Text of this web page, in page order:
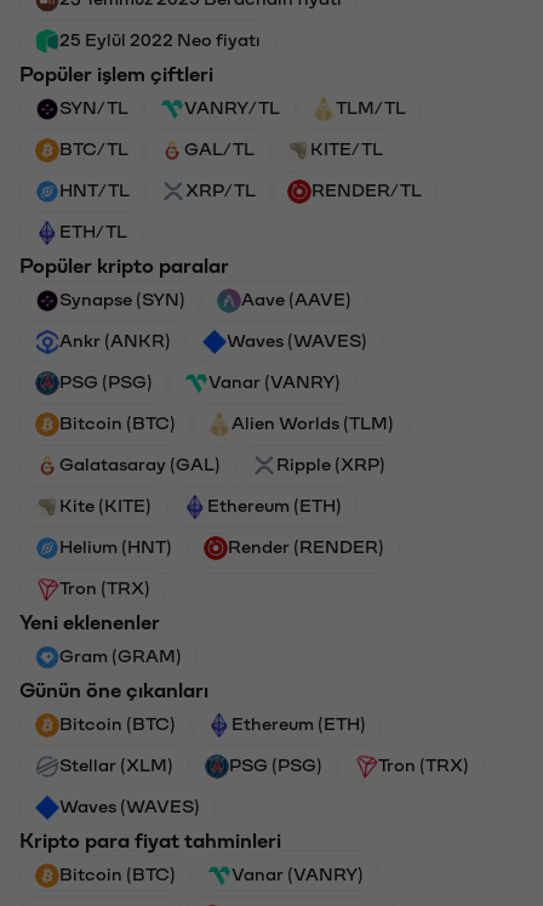
25 Eylül 2022 Neo fiyatı
Popüler işlem çiftleri
SYN/TL VANRY/TL TLM/TL
BTC/TL GAL/TL KITE/TL
HNT/TL XRP/TL RENDER/TL
ETH/TL
Popüler kripto paralar
Synapse (SYN) Aave (AAVE)
Ankr (ANKR) Waves (WAVES)
PSG (PSG) Vanar (VANRY)
Bitcoin (BTC) Alien Worlds (TLM)
Galatasaray (GAL) Ripple (XRP)
Kite (KITE) Ethereum (ETH)
Helium (HNT) Render (RENDER)
Tron (TRX)
Yeni eklenenler
Gram (GRAM)
Günün öne çıkanları
Bitcoin (BTC) Ethereum (ETH)
Stellar (XLM) PSG (PSG) Tron (TRX)
Waves (WAVES)
Kripto para fiyat tahminleri
Bitcoin (BTC) Vanar (VANRY)